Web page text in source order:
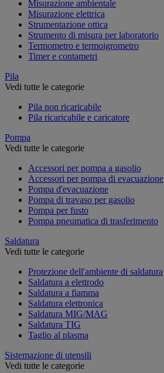
Misurazione ambientale
Misurazione elettrica
Strumentazione ottica
Strumento di misura per laboratorio
Termometro e termoigrometro
Timer e contametri
Pila
Vedi tutte le categorie
Pila non ricaricabile
Pila ricaricabile e caricatore
Pompa
Vedi tutte le categorie
Accessori per pompa a gasolio
Accessori per pompa di evacuazione
Pompa d'evacuazione
Pompa di travaso per gasolio
Pompa per fusto
Pompa pneumatica di trasferimento
Saldatura
Vedi tutte le categorie
Protezione dell'ambiente di saldatura
Saldatura a elettrodo
Saldatura a fiamma
Saldatura elettronica
Saldatura MIG/MAG
Saldatura TIG
Taglio al plasma
Sistemazione di utensili
Vedi tutte le categorie